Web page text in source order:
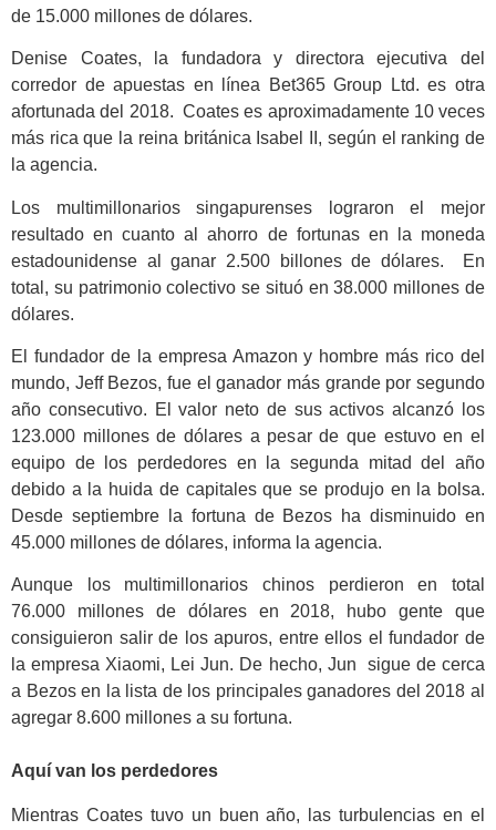
de 15.000 millones de dólares.
Denise Coates, la fundadora y directora ejecutiva del
corredor de apuestas en línea Bet365 Group Ltd. es otra
afortunada del 2018. Coates es aproximadamente 10 veces
más rica que la reina británica Isabel II, según el ranking de
la agencia.
Los multimillonarios singapurenses lograron el mejor
resultado en cuanto al ahorro de fortunas en la moneda
estadounidense al ganar 2.500 billones de dólares. En
total, su patrimonio colectivo se situó en 38.000 millones de
dólares.
El fundador de la empresa Amazon y hombre más rico del
mundo, Jeff Bezos, fue el ganador más grande por segundo
año consecutivo. El valor neto de sus activos alcanzó los
123.000 millones de dólares a pesar de que estuvo en el
equipo de los perdedores en la segunda mitad del año
debido a la huida de capitales que se produjo en la bolsa.
Desde septiembre la fortuna de Bezos ha disminuido en
45.000 millones de dólares, informa la agencia.
Aunque los multimillonarios chinos perdieron en total
76.000 millones de dólares en 2018, hubo gente que
consiguieron salir de los apuros, entre ellos el fundador de
la empresa Xiaomi, Lei Jun. De hecho, Jun sigue de cerca
a Bezos en la lista de los principales ganadores del 2018 al
agregar 8.600 millones a su fortuna.
Aquí van los perdedores
Mientras Coates tuvo un buen año, las turbulencias en el